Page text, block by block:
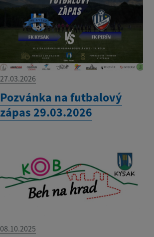
27.03.2026
Pozvánka na futbalový
zápas 29.03.2026
08.10.2025